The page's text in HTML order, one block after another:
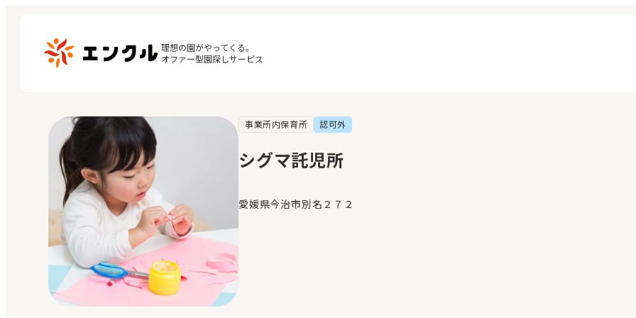
理想の園がやってくる。
オファー型園探しサービス
保育園・幼稚園を探す
地図から探す
地域から探す
マイページ
閲覧履歴
お気に入り
事業所内保育所 認可外
シグマ託児所
愛媛県今治市別名２７２